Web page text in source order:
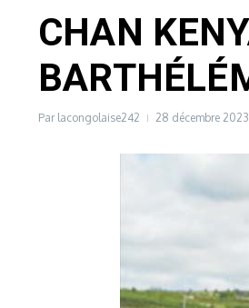
CHAN
Par lacongolaise242 28 décembre 2023